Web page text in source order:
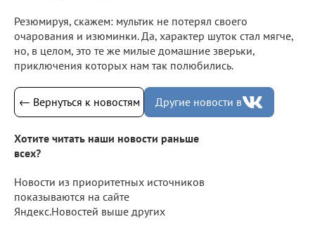
Резюмируя, скажем: мультик не потерял своего
очарования и изюминки. Да, характер шуток стал мягче,
но, в целом, это те же милые домашние зверьки,
приключения которых нам так полюбились.
← Вернуться к новостям Другие новости в
Хотите читать наши новости раньше
всех?
Новости из приоритетных источников
показываются на сайте
Яндекс.Новостей выше других